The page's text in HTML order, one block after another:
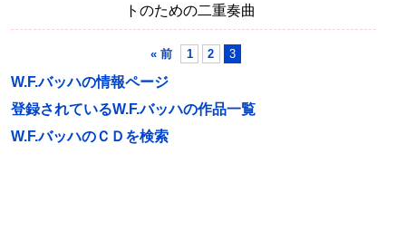
トのための二重奏曲
« 前 1 2 3
W.F.バッハの情報ページ
登録されているW.F.バッハの作品一覧
W.F.バッハのＣＤを検索